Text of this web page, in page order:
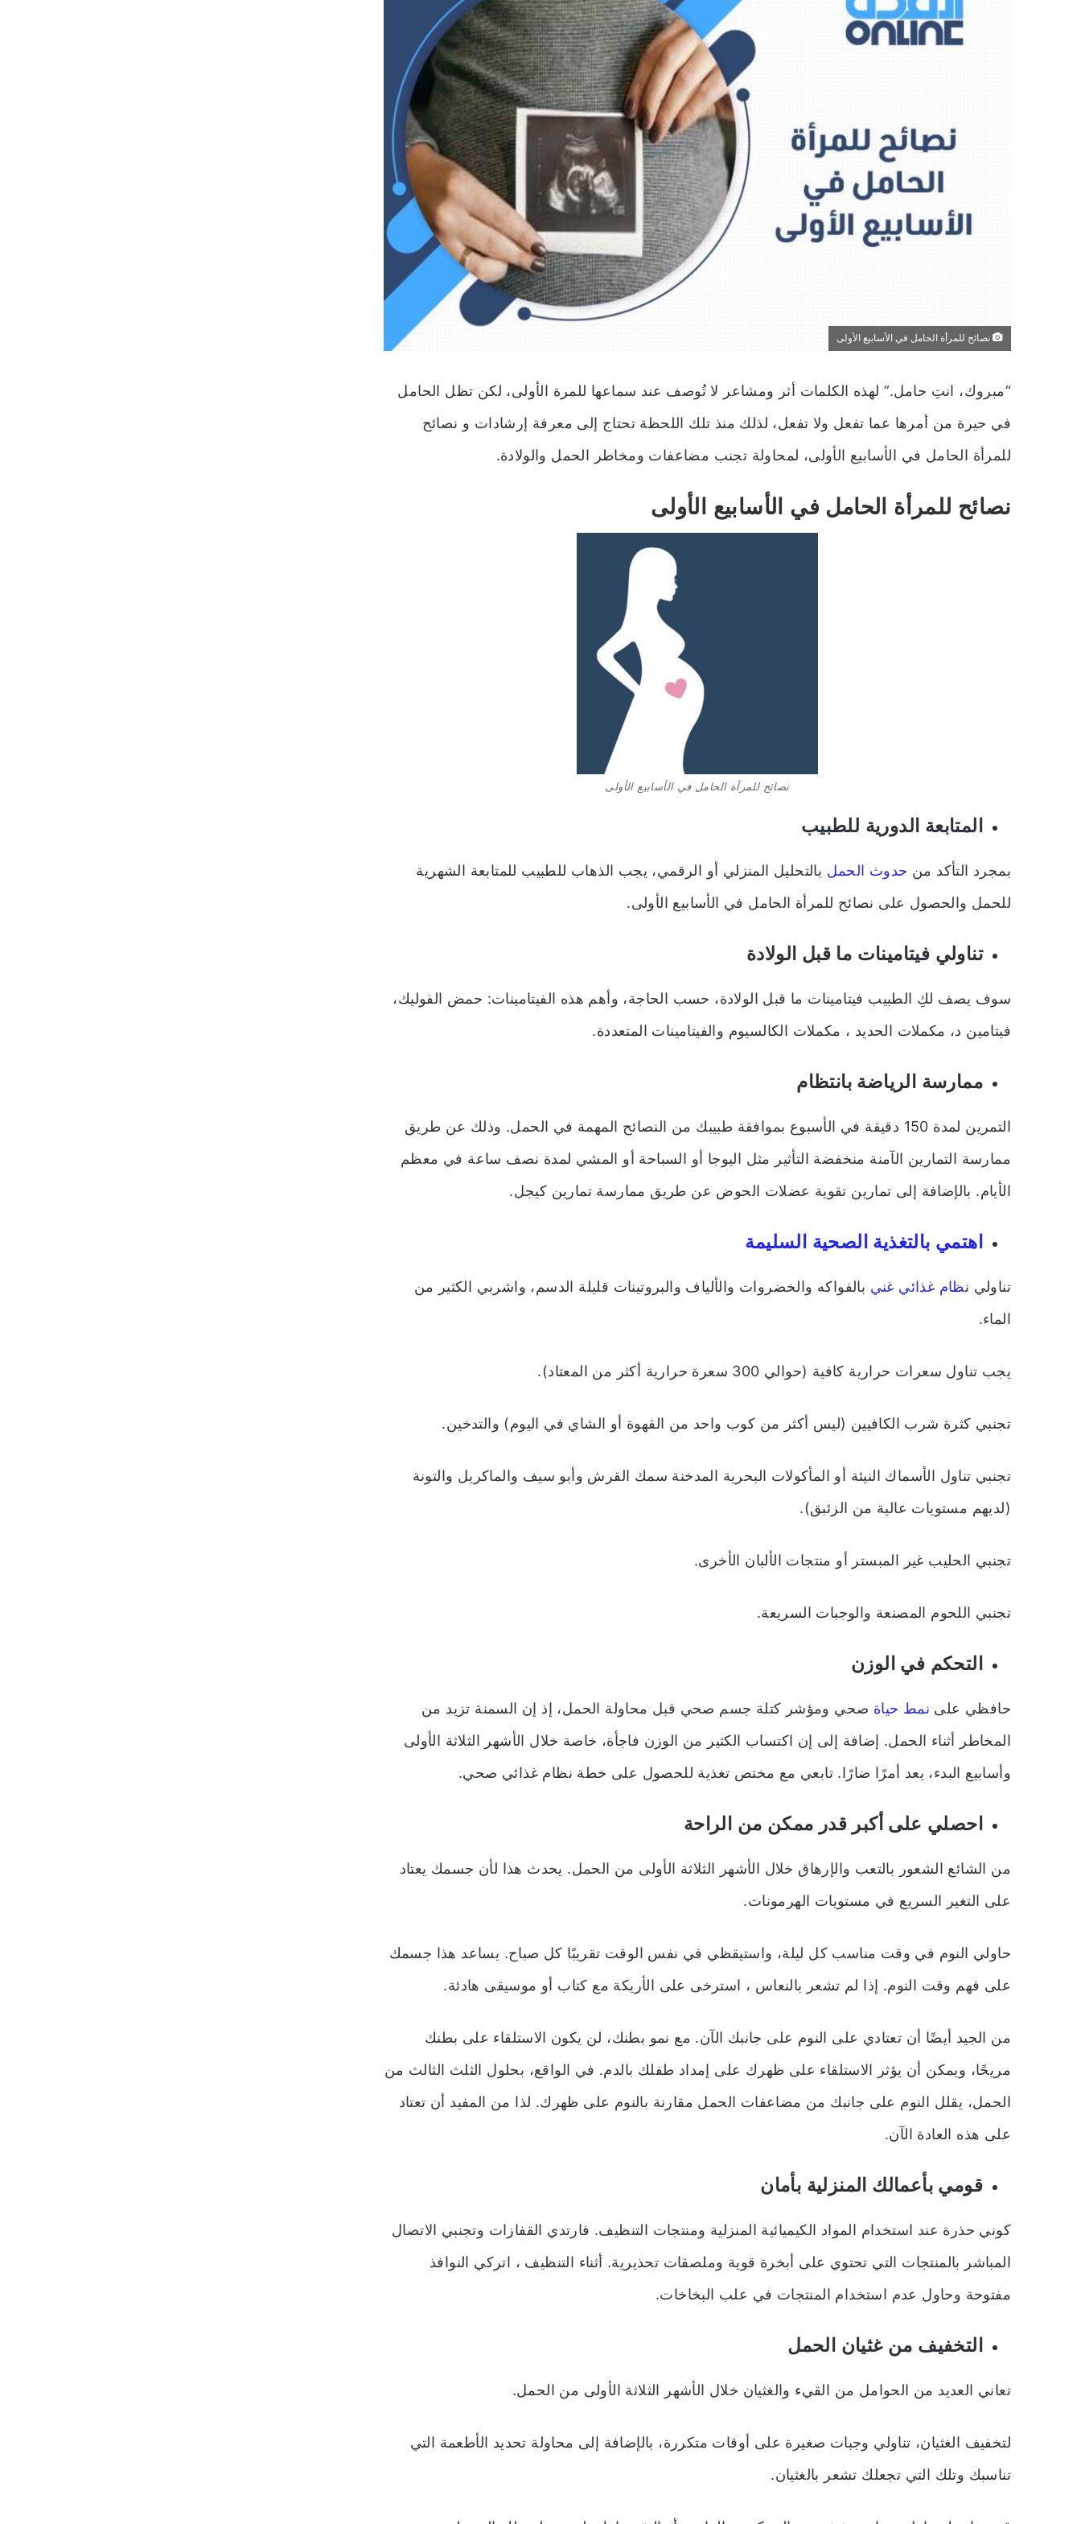
نصائح للمرأة الحامل في الأسابيع الأولى
“مبروك، انتِ حامل.” لهذه الكلمات أثر ومشاعر لا تُوصف عند سماعها للمرة الأولى، لكن تظل الحامل
في حيرة من أمرها عما تفعل ولا تفعل، لذلك منذ تلك اللحظة تحتاج إلى معرفة إرشادات و نصائح
للمرأة الحامل في الأسابيع الأولى، لمحاولة تجنب مضاعفات ومخاطر الحمل والولادة.
نصائح للمرأة الحامل في الأسابيع الأولى
نصائح للمرأة الحامل في الأسابيع الأولى
المتابعة الدورية للطبيب
بمجرد التأكد من حدوث الحمل بالتحليل المنزلي أو الرقمي، يجب الذهاب للطبيب للمتابعة الشهرية
للحمل والحصول على نصائح للمرأة الحامل في الأسابيع الأولى.
تناولي فيتامينات ما قبل الولادة
سوف يصف لكِ الطبيب فيتامينات ما قبل الولادة، حسب الحاجة، وأهم هذه الفيتامينات: حمض الفوليك،
فيتامين د، مكملات الحديد ، مكملات الكالسيوم والفيتامينات المتعددة.
ممارسة الرياضة بانتظام
التمرين لمدة 150 دقيقة في الأسبوع بموافقة طبيبك من النصائح المهمة في الحمل. وذلك عن طريق
ممارسة التمارين الآمنة منخفضة التأثير مثل اليوجا أو السباحة أو المشي لمدة نصف ساعة في معظم
الأيام. بالإضافة إلى تمارين تقوية عضلات الحوض عن طريق ممارسة تمارين كيجل.
اهتمي بالتغذية الصحية السليمة
تناولي نظام غذائي غني بالفواكه والخضروات والألياف والبروتينات قليلة الدسم، واشربي الكثير من
الماء.
يجب تناول سعرات حرارية كافية (حوالي 300 سعرة حرارية أكثر من المعتاد).
تجنبي كثرة شرب الكافيين (ليس أكثر من كوب واحد من القهوة أو الشاي في اليوم) والتدخين.
تجنبي تناول الأسماك النيئة أو المأكولات البحرية المدخنة سمك القرش وأبو سيف والماكريل والتونة
(لديهم مستويات عالية من الزئبق).
تجنبي الحليب غير المبستر أو منتجات الألبان الأخرى.
تجنبي اللحوم المصنعة والوجبات السريعة.
التحكم في الوزن
حافظي على نمط حياة صحي ومؤشر كتلة جسم صحي قبل محاولة الحمل، إذ إن السمنة تزيد من
المخاطر أثناء الحمل. إضافة إلى إن اكتساب الكثير من الوزن فاجأة، خاصة خلال الأشهر الثلاثة الأولى
وأسابيع البدء، يعد أمرًا ضارًا. تابعي مع مختص تغذية للحصول على خطة نظام غذائي صحي.
احصلي على أكبر قدر ممكن من الراحة
من الشائع الشعور بالتعب والإرهاق خلال الأشهر الثلاثة الأولى من الحمل. يحدث هذا لأن جسمك يعتاد
على التغير السريع في مستويات الهرمونات.
حاولي النوم في وقت مناسب كل ليلة، واستيقظي في نفس الوقت تقريبًا كل صباح. يساعد هذا جسمك
على فهم وقت النوم. إذا لم تشعر بالنعاس ، استرخى على الأريكة مع كتاب أو موسيقى هادئة.
من الجيد أيضًا أن تعتادي على النوم على جانبك الآن. مع نمو بطنك، لن يكون الاستلقاء على بطنك
مريحًا، ويمكن أن يؤثر الاستلقاء على ظهرك على إمداد طفلك بالدم. في الواقع، بحلول الثلث الثالث من
الحمل، يقلل النوم على جانبك من مضاعفات الحمل مقارنة بالنوم على ظهرك. لذا من المفيد أن تعتاد
على هذه العادة الآن.
قومي بأعمالك المنزلية بأمان
كوني حذرة عند استخدام المواد الكيميائية المنزلية ومنتجات التنظيف. فارتدي القفازات وتجنبي الاتصال
المباشر بالمنتجات التي تحتوي على أبخرة قوية وملصقات تحذيرية. أثناء التنظيف ، اتركي النوافذ
مفتوحة وحاول عدم استخدام المنتجات في علب البخاخات.
التخفيف من غثيان الحمل
تعاني العديد من الحوامل من القيء والغثيان خلال الأشهر الثلاثة الأولى من الحمل.
لتخفيف الغثيان، تناولي وجبات صغيرة على أوقات متكررة، بالإضافة إلى محاولة تحديد الأطعمة التي
تناسبك وتلك التي تجعلك تشعر بالغثيان.